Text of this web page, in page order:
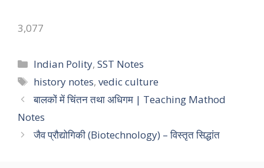
3,077
Categories
Indian Polity,SST Notes
Tags
history notes,vedic culture
बालकों में चिंतन तथा अधिगम | Teaching Mathod
Notes
जैव प्रौद्योगिकी (Biotechnology) – विस्तृत सिद्धांत